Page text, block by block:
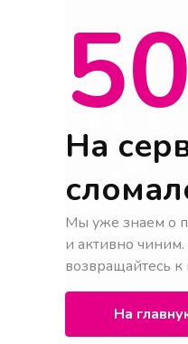
На
Мы уже знаем о
и активно чиним.
возвращайтесь
На